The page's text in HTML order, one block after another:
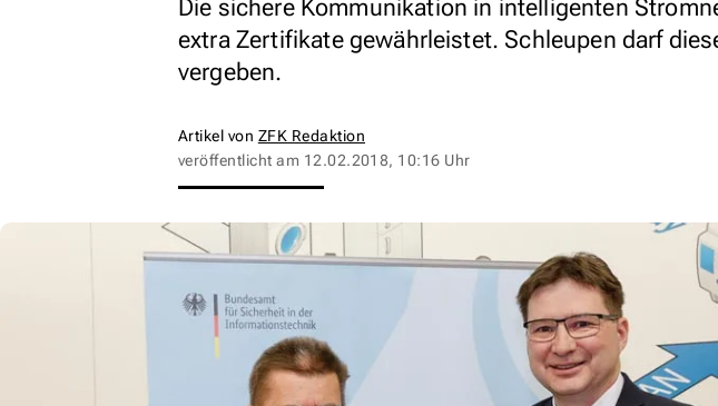
Die sichere Kommunikation in intelligenten
extra Zertifikate gewährleistet. Schleupen darf
vergeben.
Artikel von ZFK Redaktion
veröffentlicht am 12.02.2018, 10:16 Uhr